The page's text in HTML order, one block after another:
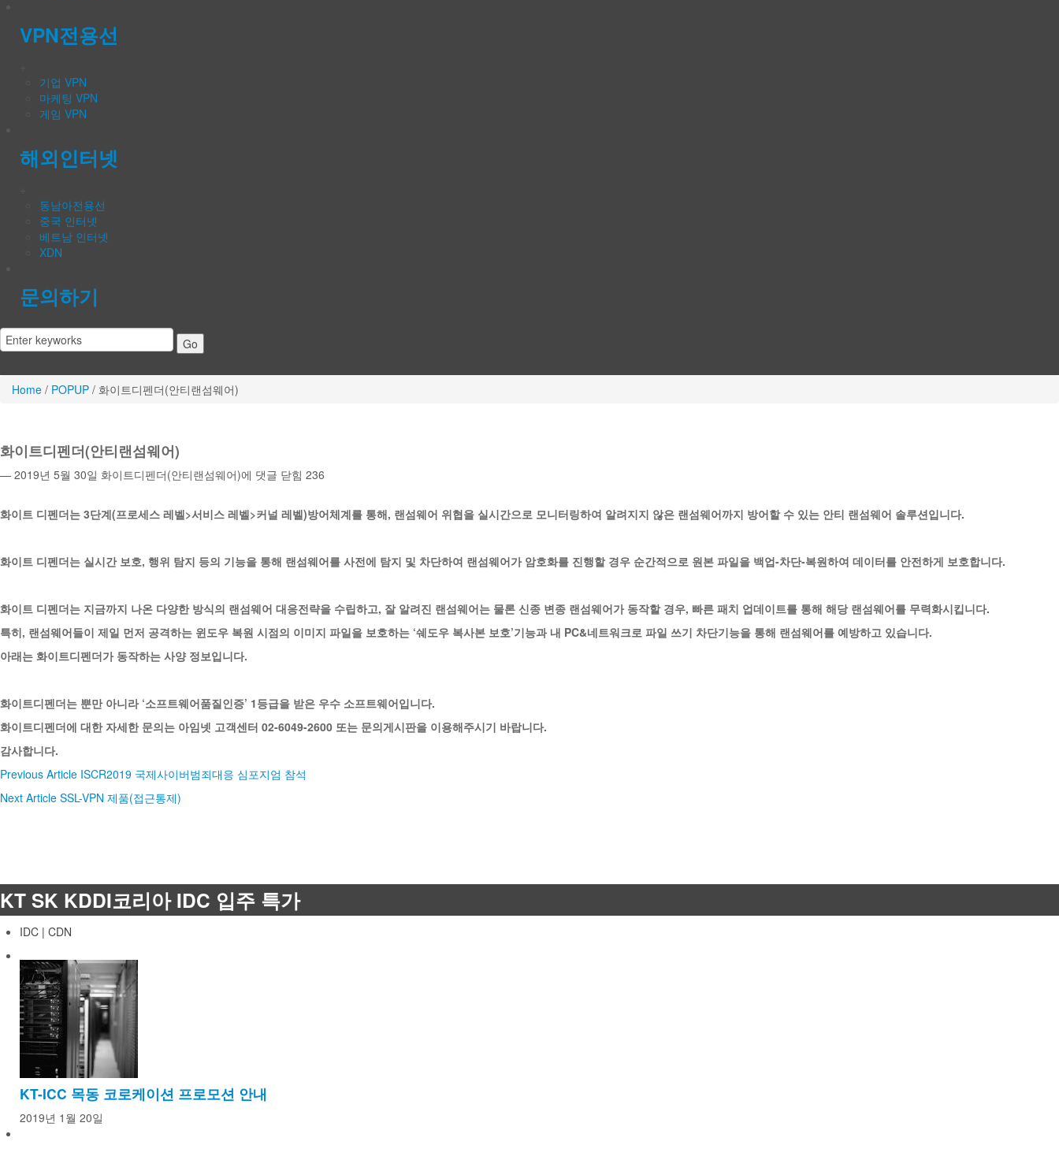
VPN전용선
기업 VPN
마케팅 VPN
게임 VPN
해외인터넷
동남아전용선
중국 인터넷
베트남 인터넷
XDN
문의하기
Home / POPUP / 화이트디펜더(안티랜섬웨어)
화이트디펜더(안티랜섬웨어)
— 2019년 5월 30일 화이트디펜더(안티랜섬웨어)에 댓글 닫힘 236
화이트 디펜더는 3단계(프로세스 레벨>서비스 레벨>커널 레벨)방어체계를 통해, 랜섬웨어 위협을 실시간으로 모니터링하여 알려지지 않은 랜섬웨어까지 방어할 수 있는 안티 랜섬웨어 솔루션입니다.
화이트 디펜더는 실시간 보호, 행위 탐지 등의 기능을 통해 랜섬웨어를 사전에 탐지 및 차단하여 랜섬웨어가 암호화를 진행할 경우 순간적으로 원본 파일을 백업-차단-복원하여 데이터를 안전하게 보호합니다.
화이트 디펜더는 지금까지 나온 다양한 방식의 랜섬웨어 대응전략을 수립하고, 잘 알려진 랜섬웨어는 물론 신종 변종 랜섬웨어가 동작할 경우, 빠른 패치 업데이트를 통해 해당 랜섬웨어를 무력화시킵니다.
특히, 랜섬웨어들이 제일 먼저 공격하는 윈도우 복원 시점의 이미지 파일을 보호하는 ‘쉐도우 복사본 보호’기능과 내 PC&네트워크로 파일 쓰기 차단기능을 통해 랜섬웨어를 예방하고 있습니다.
아래는 화이트디펜더가 동작하는 사양 정보입니다.
화이트디펜더는 뿐만 아니라 ‘소프트웨어품질인증’ 1등급을 받은 우수 소프트웨어입니다.
화이트디펜더에 대한 자세한 문의는 아임넷 고객센터 02-6049-2600 또는 문의게시판을 이용해주시기 바랍니다.
감사합니다.
Previous Article ISCR2019 국제사이버범죄대응 심포지엄 참석
Next Article SSL-VPN 제품(접근통제)
KT SK KDDI코리아 IDC 입주 특가
IDC | CDN
KT-ICC 목동 코로케이션 프로모션 안내
2019년 1월 20일